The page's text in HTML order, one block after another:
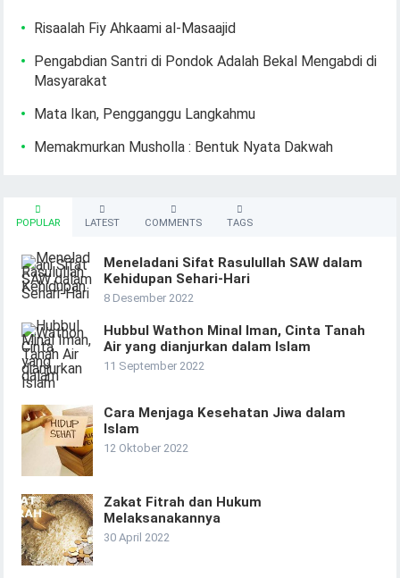
Risaalah Fiy Ahkaami al-Masaajid
Pengabdian Santri di Pondok Adalah Bekal Mengabdi di
Masyarakat
Mata Ikan, Pengganggu Langkahmu
Memakmurkan Musholla : Bentuk Nyata Dakwah
POPULAR LATEST COMMENTS TAGS
Meneladani Sifat Rasulullah SAW dalam
Kehidupan Sehari-Hari
8 Desember 2022
Hubbul Wathon Minal Iman, Cinta Tanah
Air yang dianjurkan dalam Islam
11 September 2022
Cara Menjaga Kesehatan Jiwa dalam
Islam
12 Oktober 2022
Zakat Fitrah dan Hukum
Melaksanakannya
30 April 2022